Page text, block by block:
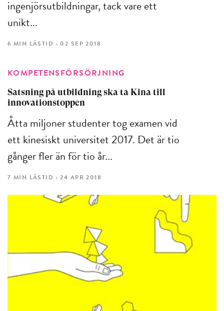
ingenjörsutbildningar, tack vare ett
unikt...
6 MIN LÄSTID : 02 SEP 2018
KOMPETENSFÖRSÖRJNING
Satsning på utbildning ska ta Kina till
innovationstoppen
Åtta miljoner studenter tog examen vid
ett kinesiskt universitet 2017. Det är tio
gånger fler än för tio år...
7 MIN LÄSTID : 24 APR 2018